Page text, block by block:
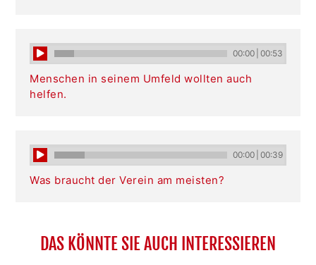
00:00 00:53
Menschen in seinem Umfeld wollten auch
helfen.
00:00 00:39
Was braucht der Verein am meisten?
DAS KÖNNTE SIE AUCH INTERESSIEREN